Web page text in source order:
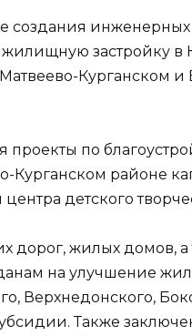
создания инженерных
застройку
Курганском и
по
Курганском районе
детского
дорог, жилых домов, а
на улучшение
Верхнедонского,
Также